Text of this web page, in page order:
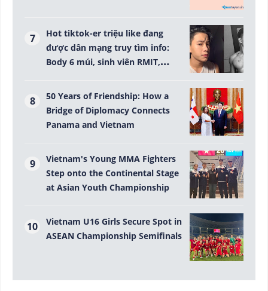
Hot tiktok-er triệu like đang
được dân mạng truy tìm info:
Body 6 múi, sinh viên RMIT,
50 Years of Friendship: How a
Bridge of Diplomacy Connects
Panama and Vietnam
Vietnam's Young MMA Fighters
Step onto the Continental Stage
at Asian Youth Championship
Vietnam U16 Girls Secure Spot in
ASEAN Championship Semifinals